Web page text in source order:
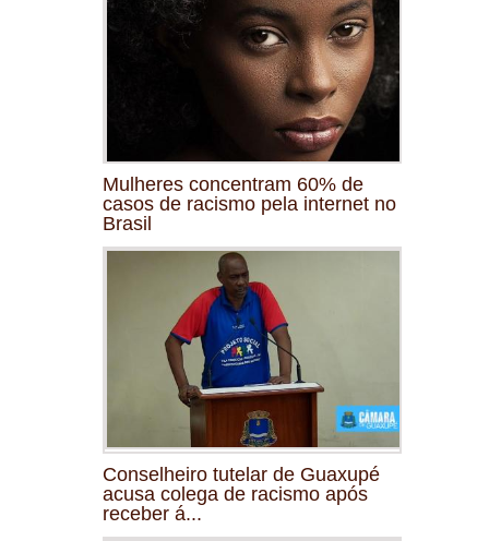
Mulheres concentram 60% de
casos de racismo pela internet no
Brasil
Conselheiro tutelar de Guaxupé
acusa colega de racismo após
receber á...